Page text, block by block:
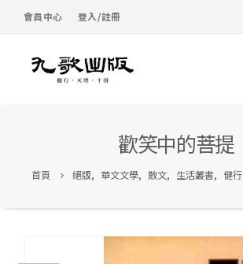
會員中心 登入/註冊
歡笑中的菩提
首頁 絕版, 華文文學, 散文, 生活叢書, 健行